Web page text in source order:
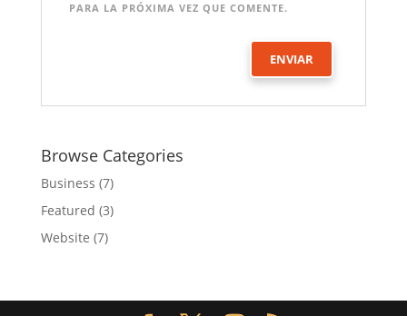
PARA LA PRÓXIMA VEZ QUE COMENTE.
Browse Categories
Business (7)
Featured (3)
Website (7)